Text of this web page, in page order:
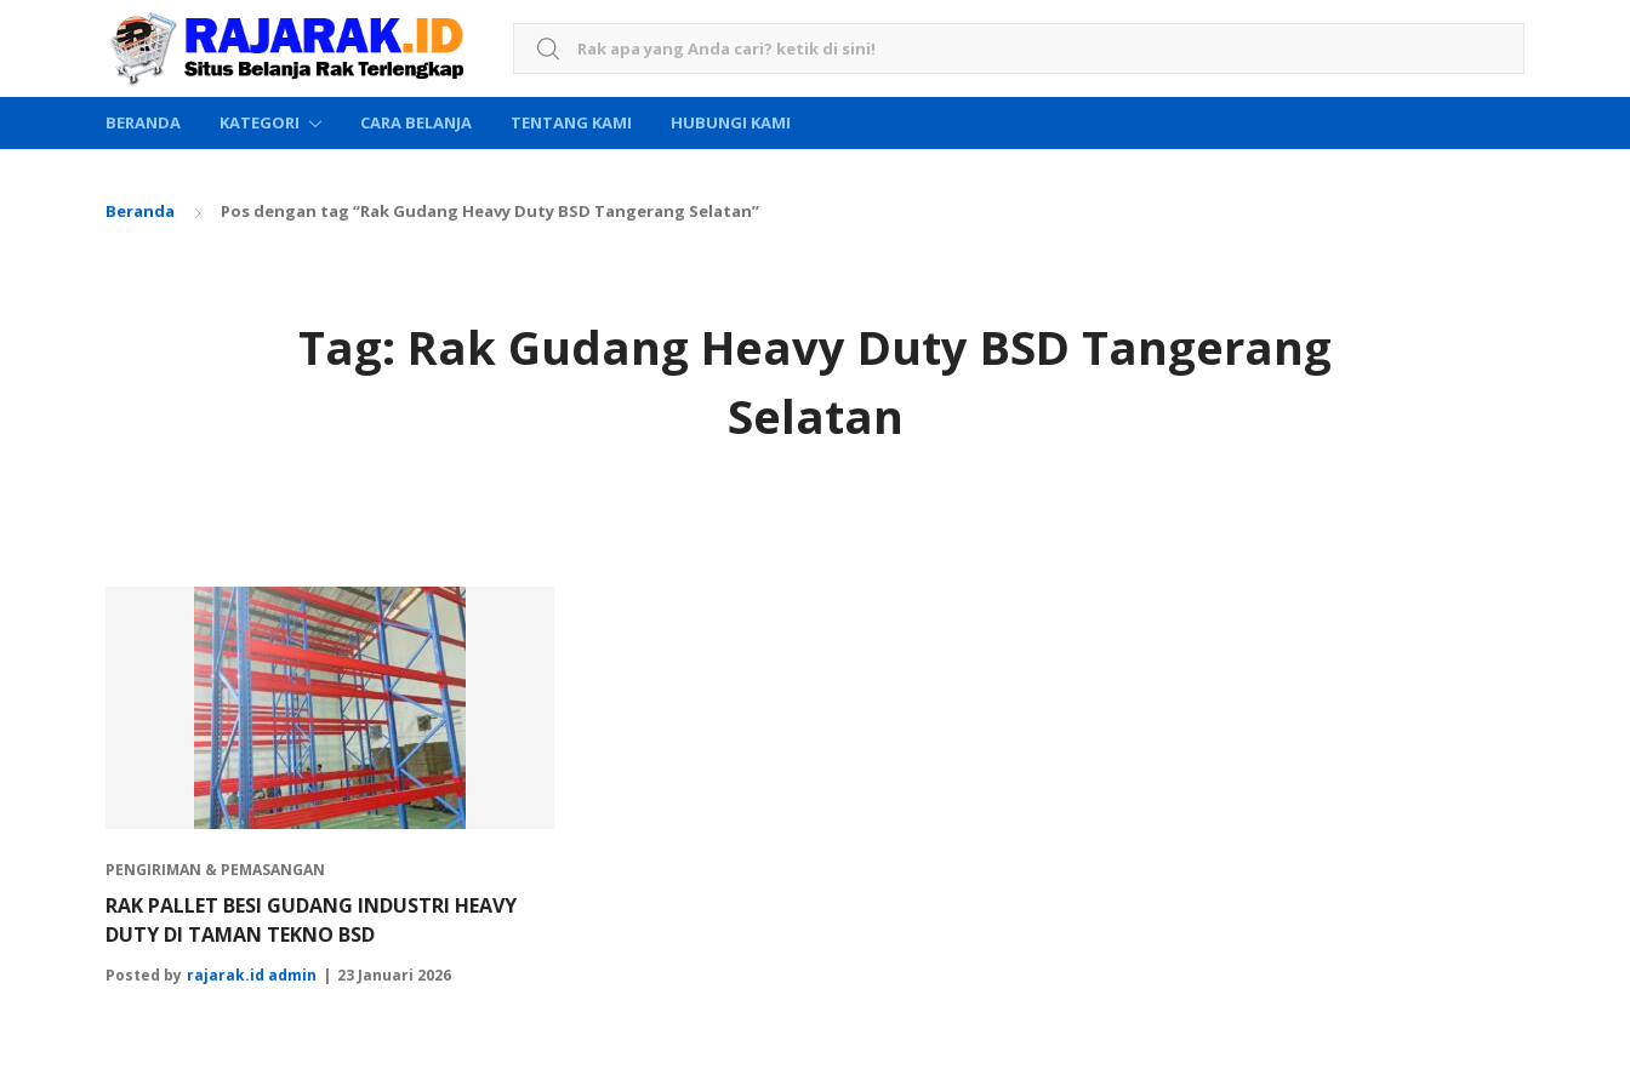
Search for:
BERANDA KATEGORI CARA BELANJA TENTANG KAMI HUBUNGI KAMI
Beranda Pos dengan tag “Rak Gudang Heavy Duty BSD Tangerang Selatan”
Tag: Rak Gudang Heavy Duty BSD Tangerang
Selatan
PENGIRIMAN & PEMASANGAN
RAK PALLET BESI GUDANG INDUSTRI HEAVY
DUTY DI TAMAN TEKNO BSD
Posted by rajarak.id admin 23 Januari 2026